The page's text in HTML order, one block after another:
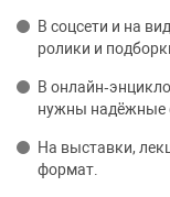
В соцсети и на
ролики и
В
нужны надёжные
На выставки,
формат.